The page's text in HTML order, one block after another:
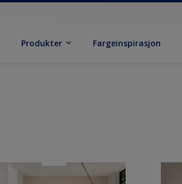
Produkter Fargeinspirasjon